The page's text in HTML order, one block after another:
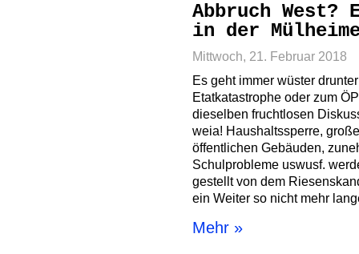
Abbruch
in der
Mittwoch, 21. Februar 2018
Es geht immer wüster
Etatkatastrophe oder zum
dieselben fruchtlosen
weia! Haushaltssperre,
öffentlichen Gebäuden,
Schulprobleme uswusf.
gestellt von dem
ein Weiter so nicht mehr
Mehr »